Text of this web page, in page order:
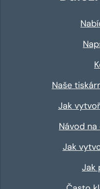
Naše
Jak
Návod
Jak
Jak